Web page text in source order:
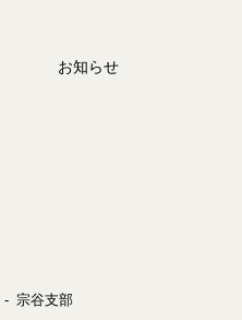
お知らせ
宗谷支部